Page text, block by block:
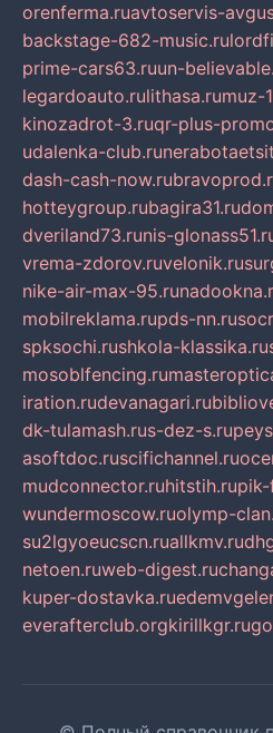
orenferma.ruavtoservis-
backstage-682-music.ru
prime-cars63.ruun-
legardoauto.rulithasa.rumuz-
kinozadrot-3.ruqr-plus-
udalenka-club.ru
dash-cash-now.ru
hotteygroup.rubagira31.ru
dveriland73.runis-
vrema-zdorov.ruvelonik.ru
nike-air-max-95.ru
mobilreklama.rupds-nn.ru
spksochi.rushkola-klassika.ru
mosoblfencing.ru
iration.rudevanagari.ru
dk-tulamash.rus-dez-s.ru
asoftdoc.ruscifichannel.ru
mudconnector.ruhitstih.rupik-
wundermoscow.ruolymp-
su2lgyoeucscn.ruallkmv.ru
netoen.ruweb-digest.ru
kuper-dostavka.ru
everafterclub.orgkirillkgr.ru